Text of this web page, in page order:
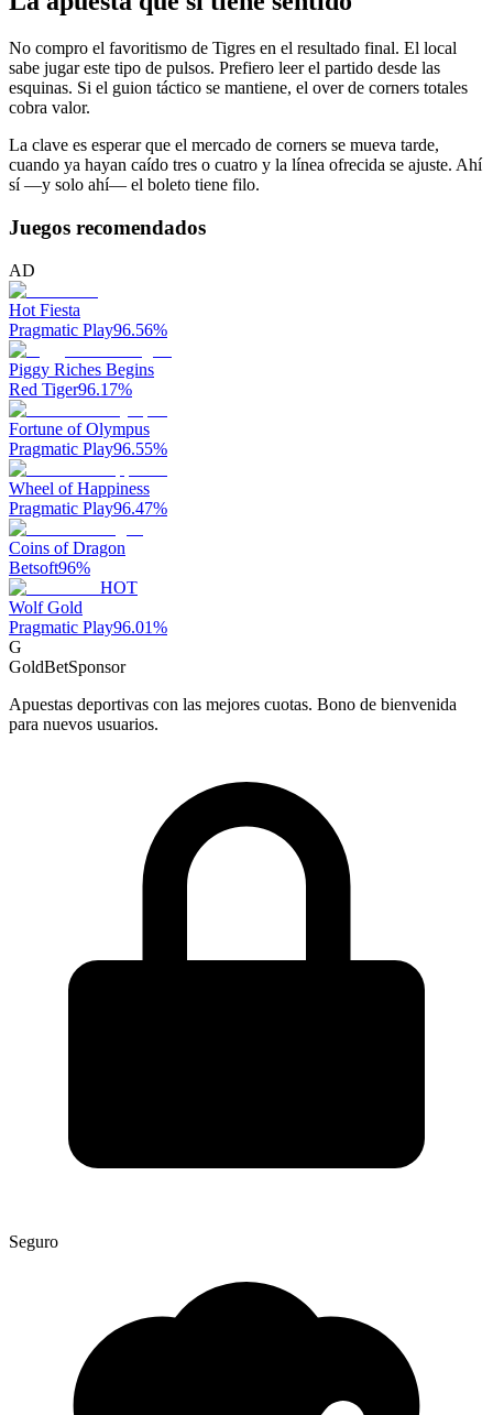
No compro el favoritismo de Tigres en el resultado final. El local
sabe jugar este tipo de pulsos. Prefiero leer el partido desde las
esquinas. Si el guion táctico se mantiene, el over de corners totales
cobra valor.
La clave es esperar que el mercado de corners se mueva tarde,
cuando ya hayan caído tres o cuatro y la línea ofrecida se ajuste. Ahí
sí —y solo ahí— el boleto tiene filo.
Juegos recomendados
AD
Hot Fiesta
Pragmatic Play96.56%
Piggy Riches Begins
Red Tiger96.17%
Fortune of Olympus
Pragmatic Play96.55%
Wheel of Happiness
Pragmatic Play96.47%
Coins of Dragon
Betsoft96%
HOT
Wolf Gold
Pragmatic Play96.01%
G
GoldBetSponsor
Apuestas deportivas con las mejores cuotas. Bono de bienvenida
para nuevos usuarios.
Seguro